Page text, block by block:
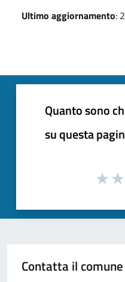
Ultimo aggiornamento:
Quanto sono
su questa
Contatta il comune